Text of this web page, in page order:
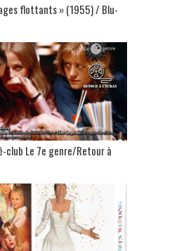
flottants » (1955) / Blu-
club Le 7e genre/Retour à